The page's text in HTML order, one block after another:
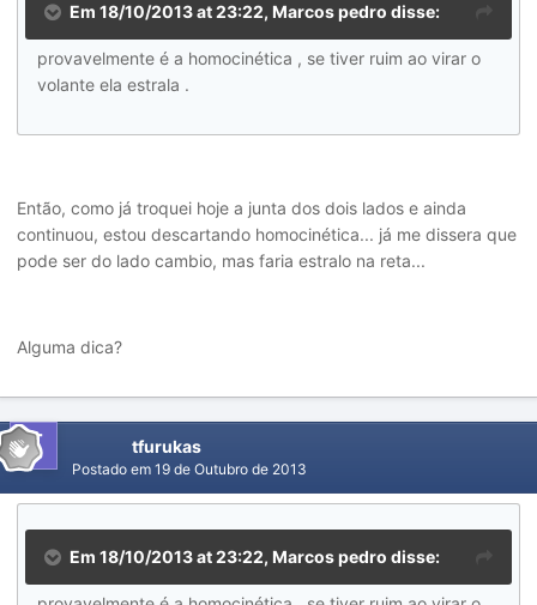
Em 18/10/2013 at 23:22, Marcos pedro disse:
provavelmente é a homocinética , se tiver ruim ao virar o
volante ela estrala .
Então, como já troquei hoje a junta dos dois lados e ainda
continuou, estou descartando homocinética... já me dissera que
pode ser do lado cambio, mas faria estralo na reta...
Alguma dica?
tfurukas
Postado em 19 de Outubro de 2013
Em 18/10/2013 at 23:22, Marcos pedro disse: